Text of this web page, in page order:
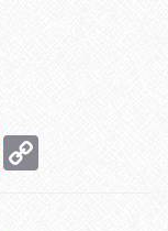
Pinterest